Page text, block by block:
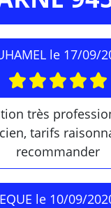
le 17/09/
très
tarifs
recommander
le 10/09/